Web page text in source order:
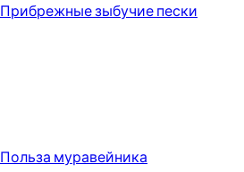
Прибрежные зыбучие пески
Польза муравейника